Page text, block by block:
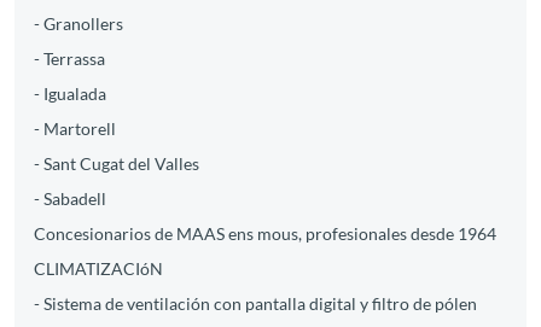
- Granollers
- Terrassa
- Igualada
- Martorell
- Sant Cugat del Valles
- Sabadell
Concesionarios de MAAS ens mous, profesionales desde 1964
CLIMATIZACIóN
- Sistema de ventilación con pantalla digital y filtro de pólen